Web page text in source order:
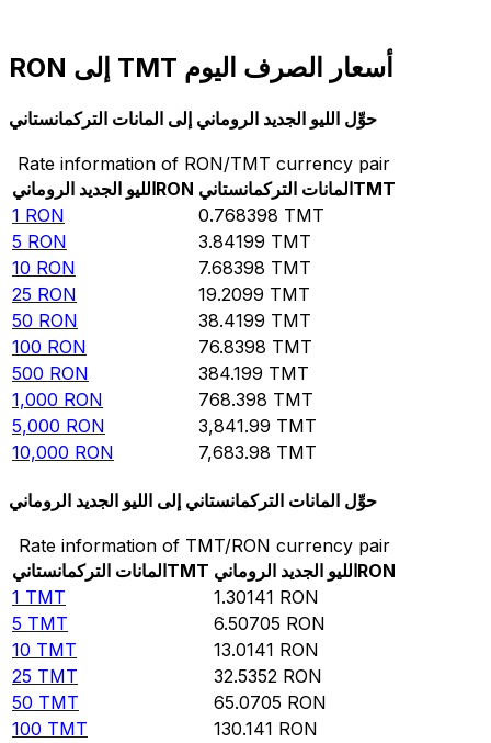
RON إلى TMT أسعار الصرف اليوم
حوِّل الليو الجديد الروماني إلى المانات التركمانستاني
Rate information of RON/TMT currency pair
الليو الجديد الرومانيRON المانات التركمانستانيTMT
1 RON 0.768398 TMT
5 RON 3.84199 TMT
10 RON 7.68398 TMT
25 RON 19.2099 TMT
50 RON 38.4199 TMT
100 RON 76.8398 TMT
500 RON 384.199 TMT
1,000 RON 768.398 TMT
5,000 RON 3,841.99 TMT
10,000 RON 7,683.98 TMT
حوِّل المانات التركمانستاني إلى الليو الجديد الروماني
Rate information of TMT/RON currency pair
المانات التركمانستانيTMT الليو الجديد الرومانيRON
1 TMT 1.30141 RON
5 TMT 6.50705 RON
10 TMT 13.0141 RON
25 TMT 32.5352 RON
50 TMT 65.0705 RON
100 TMT 130.141 RON